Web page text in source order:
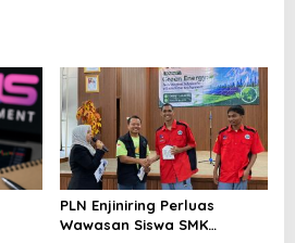
PLN Enjiniring Perluas
Wawasan Siswa SMK